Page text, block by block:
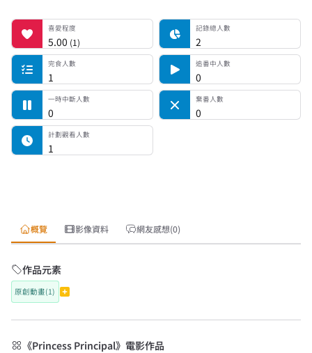
喜愛程度喜愛程度
5.00 (1)
記錄總人數 記錄總人數
2
完食人數
完食人數
1
追番中人數
追番中人數
0
一時中斷人數
一時中斷人數
0
棄番人數
棄番人數
0
計劃觀看人數
計劃觀看人數
1
概覽 影像資料 網友感想(0)
作品元素
原創動畫(1)
《Princess Principal》電影作品